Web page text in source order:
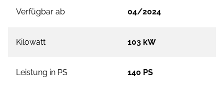
Verfügbar ab 04/2024
Kilowatt 103 kW
Leistung in PS 140 PS